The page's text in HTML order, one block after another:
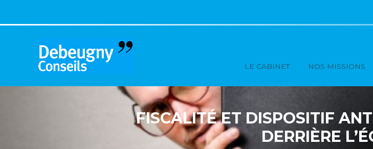
au
Principal
LE CABINET NOS MISSIONS
FISCALITÉ ET DISPOSITIF
DERRIÈRE